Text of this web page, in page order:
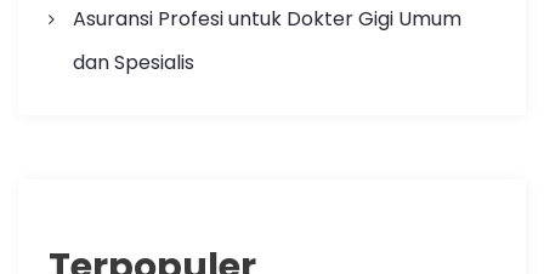
Asuransi Profesi untuk Dokter Gigi Umum
dan Spesialis